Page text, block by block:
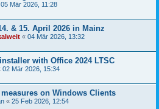
05 Mär 2026, 11:28
& 15. April 2026 in Mainz
« 04 Mär 2026, 13:32
with Office 2024 LTSC
02 Mär 2026, 15:34
on Windows Clients
« 25 Feb 2026, 12:54